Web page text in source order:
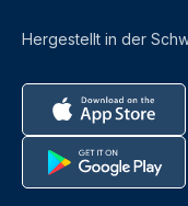
Hergestellt in der